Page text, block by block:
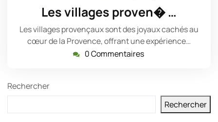
2023
Les villages proven� …
Les villages provençaux sont des joyaux cachés au
cœur de la Provence, offrant une expérience…
0 Commentaires
Rechercher
Rechercher